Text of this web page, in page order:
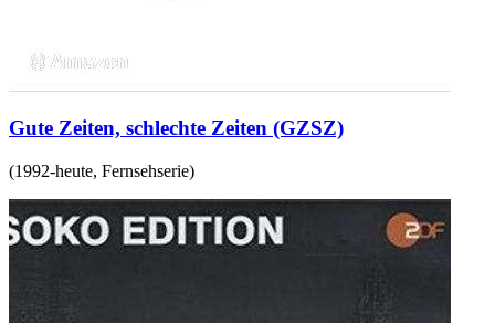
Gute Zeiten, schlechte Zeiten (GZSZ)
(1992-heute, Fernsehserie)